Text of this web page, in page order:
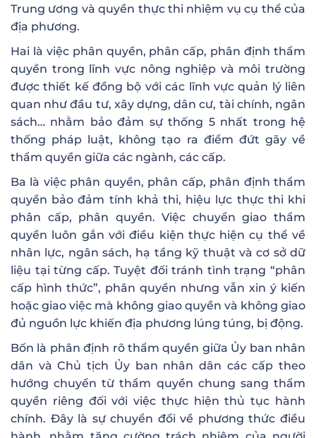
Trung ương và quyền thực thi nhiệm vụ cụ thể của
địa phương.
Hai là việc phân quyền, phân cấp, phân định thẩm
quyền trong lĩnh vực nông nghiệp và môi trường
được thiết kế đồng bộ với các lĩnh vực quản lý liên
quan như đầu tư, xây dựng, dân cư, tài chính, ngân
sách… nhằm bảo đảm sự thống 5 nhất trong hệ
thống pháp luật, không tạo ra điểm đứt gãy về
thẩm quyền giữa các ngành, các cấp.
Ba là việc phân quyền, phân cấp, phân định thẩm
quyền bảo đảm tính khả thi, hiệu lực thực thi khi
phân cấp, phân quyền. Việc chuyển giao thẩm
quyền luôn gắn với điều kiện thực hiện cụ thể về
nhân lực, ngân sách, hạ tầng kỹ thuật và cơ sở dữ
liệu tại từng cấp. Tuyệt đối tránh tình trạng “phân
cấp hình thức”, phân quyền nhưng vẫn xin ý kiến
hoặc giao việc mà không giao quyền và không giao
đủ nguồn lực khiến địa phương lúng túng, bị động.
Bốn là phân định rõ thẩm quyền giữa Ủy ban nhân
dân và Chủ tịch Ủy ban nhân dân các cấp theo
hướng chuyển từ thẩm quyền chung sang thẩm
quyền riêng đối với việc thực hiện thủ tục hành
chính. Đây là sự chuyển đổi về phương thức điều